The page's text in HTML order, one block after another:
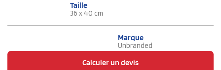
Taille
36 x 40 cm
Marque
Unbranded
Calculer un devis